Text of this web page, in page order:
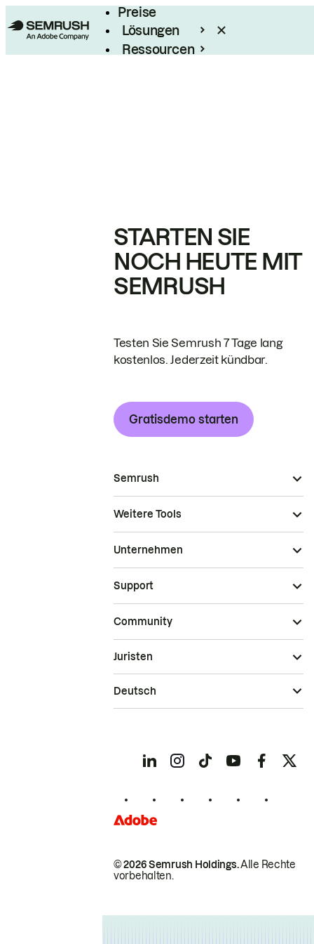
Preise
Lösungen
Ressourcen
STARTEN SIE
NOCH HEUTE MIT
SEMRUSH
Testen Sie Semrush 7 Tage lang
kostenlos. Jederzeit kündbar.
Gratisdemo starten
Semrush
Weitere Tools
Unternehmen
Support
Community
© 2026 Semrush Holdings.Alle Rechte
vorbehalten.
Juristen
Deutsch